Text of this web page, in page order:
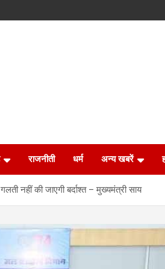
राजनीती धर्म अन्य खबरें
नहीं की जाएगी बर्दाश्त – मुख्यमंत्री साय